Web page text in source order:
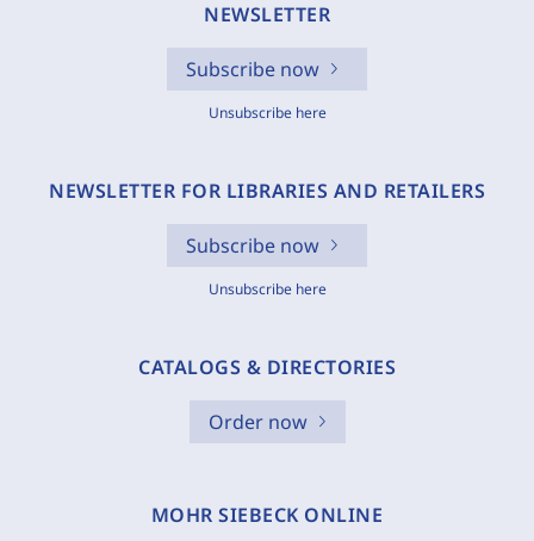
NEWSLETTER
Subscribe now
Unsubscribe here
NEWSLETTER FOR LIBRARIES AND RETAILERS
Subscribe now
Unsubscribe here
CATALOGS & DIRECTORIES
Order now
MOHR SIEBECK ONLINE